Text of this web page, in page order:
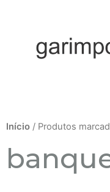
Início / Produtos